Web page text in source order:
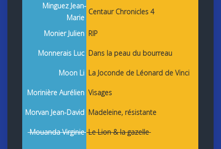
Minguez Jean-
Marie
Centaur Chronicles 4
Monier Julien RIP
Monnerais Luc Dans la peau du bourreau
Moon Li La Joconde de Léonard de Vinci
Morinière Aurélien Visages
Morvan Jean-David Madeleine, résistante
Mouanda VirginieLe Lion & la gazelle